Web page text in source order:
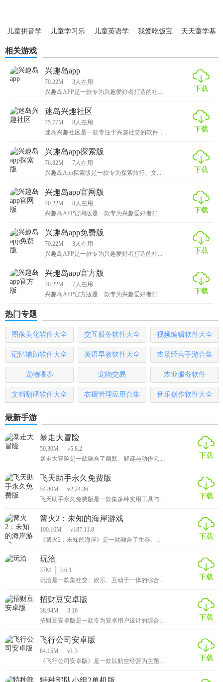
兴趣岛是一款非常优秀的教育软件，它通过游戏、音乐、动
画等多种形式展现学习内容，让孩子在快乐中学习。同时，
它还提供了家长控制台，让家长可以监控孩子的学习情况，
设置学习计划，确保孩子的学习效果。总体来说，兴趣岛是
儿童拼音学
儿童学习乐
儿童英语学
我爱吃饭宝
天天童学基
相关游戏
兴趣岛app
70.22M 3 人在用
兴趣岛APP是一款专为兴趣爱好者打造的社...
下载
迷岛兴趣社区
75.77M 8 人在用
迷岛兴趣社区是一款专注于兴趣社交的软件，...
下载
兴趣岛app探索版
76.82M 7 人在用
兴趣岛App探索版是一款专为探索旅行、文...
下载
兴趣岛app官网版
70.22M 8 人在用
兴趣岛APP官网版是一款专为兴趣爱好者打...
下载
兴趣岛app免费版
70.22M 3 人在用
兴趣岛APP是一款专为兴趣爱好者打造的社...
下载
兴趣岛app官方版
70.22M 7 人在用
兴趣岛APP官方版是一款专为兴趣爱好者打...
下载
热门专题
图像美化软件大全 交互服务软件大全 视频编辑软件大全
记忆辅助软件大全 英语早教软件大全 农场经营手游合集
宠物喂养 宠物交易 农业服务软件
文档翻译软件大全 衣橱管理应用合集 音乐创作软件大全
最新手游
暴走大冒险
50.30M
v5.8.2
暴走大冒险是一款融合了幽默、解谜与动作元...
下载
飞天助手永久免费版
54.80M
v2.24.36
飞天助手永久免费版是一款集多种实用工具与...
下载
篝火2：未知的海岸游戏
100.16M
v187.11.8
《篝火2：未知的海岸》是一款融合了生存、...
下载
玩洽
37M
3.6.1
玩洽是一款集社交、娱乐、互动于一体的综合...
下载
招财豆安卓版
38.94M
3.16
招财豆安卓版是一款专为安卓用户设计的综合...
下载
飞行公司安卓版
84.15M
v1.3
《飞行公司安卓版》是一款以航空经营为主题...
下载
特种部队小组2单机版